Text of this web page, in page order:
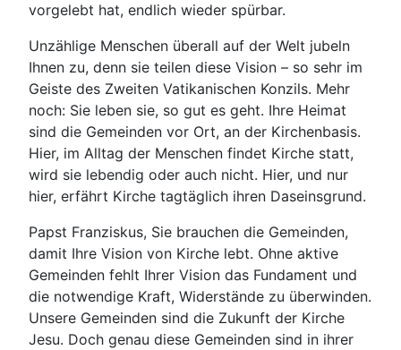
vorgelebt hat, endlich wieder spürbar.
Unzählige Menschen überall auf der Welt jubeln
Ihnen zu, denn sie teilen diese Vision – so sehr im
Geiste des Zweiten Vatikanischen Konzils. Mehr
noch: Sie leben sie, so gut es geht. Ihre Heimat
sind die Gemeinden vor Ort, an der Kirchenbasis.
Hier, im Alltag der Menschen findet Kirche statt,
wird sie lebendig oder auch nicht. Hier, und nur
hier, erfährt Kirche tagtäglich ihren Daseinsgrund.
Papst Franziskus, Sie brauchen die Gemeinden,
damit Ihre Vision von Kirche lebt. Ohne aktive
Gemeinden fehlt Ihrer Vision das Fundament und
die notwendige Kraft, Widerstände zu überwinden.
Unsere Gemeinden sind die Zukunft der Kirche
Jesu. Doch genau diese Gemeinden sind in ihrer